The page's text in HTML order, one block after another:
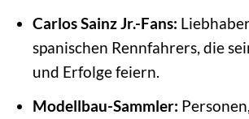
Carlos Sainz Jr.-Fans:
spanischen Rennfahrers, die
und Erfolge feiern.
Modellbau-Sammler: